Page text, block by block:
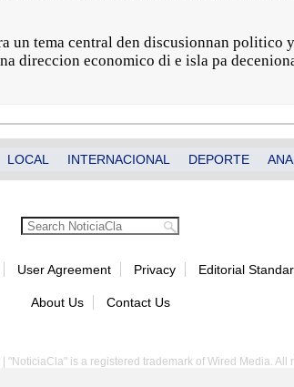
un tema central den discusionnan politico
direccion economico di e isla pa
LOCAL INTERNACIONAL DEPORTE
User Agreement Privacy Editorial
About Us Contact Us
"NoticiaCla" is a registered trademark of Wired Media. All